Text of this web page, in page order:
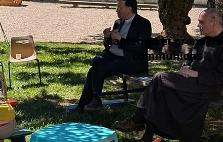
Baptêmes et premières
communions